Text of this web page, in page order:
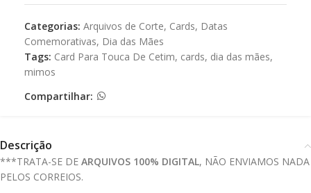
Categorias: Arquivos de Corte, Cards, Datas
Comemorativas, Dia das Mães
Tags: Card Para Touca De Cetim, cards, dia das mães,
mimos
Compartilhar:
Descrição
***TRATA-SE DE ARQUIVOS 100% DIGITAL, NÃO ENVIAMOS NADA
PELOS CORREIOS.